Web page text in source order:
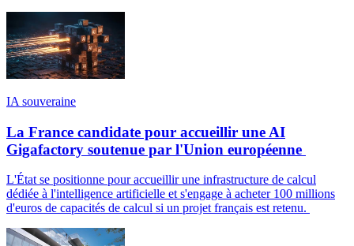
IA souveraine
La France candidate pour accueillir une AI
Gigafactory soutenue par l'Union européenne
L'État se positionne pour accueillir une infrastructure de calcul
dédiée à l'intelligence artificielle et s'engage à acheter 100 millions
d'euros de capacités de calcul si un projet français est retenu.